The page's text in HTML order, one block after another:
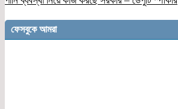
ফেসবুকে আমরা